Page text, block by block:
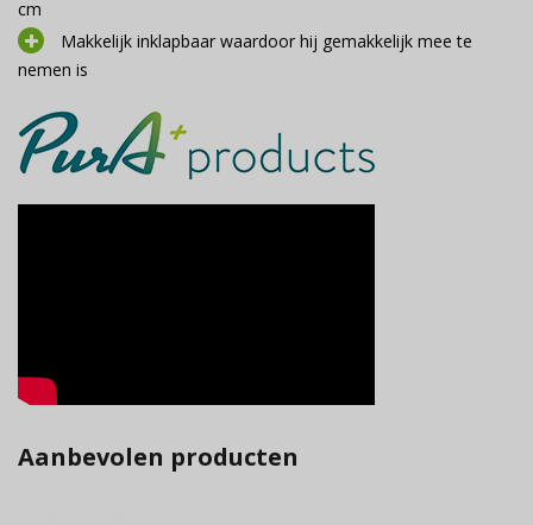
cm
Makkelijk inklapbaar waardoor hij gemakkelijk mee te
nemen is
Aanbevolen producten